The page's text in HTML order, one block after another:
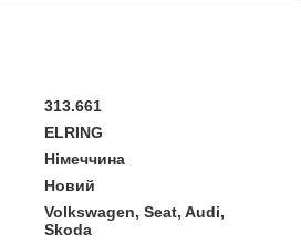
313.661
ELRING
Німеччина
Новий
Volkswagen, Seat, Audi,
Skoda